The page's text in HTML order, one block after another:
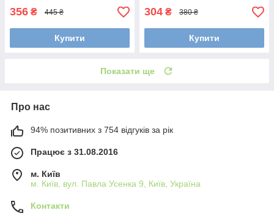
356 ₴ 445 ₴
Купити
304 ₴ 380 ₴
Купити
Показати ще
Про нас
94% позитивних з 754 відгуків за рік
Працює з 31.08.2016
м. Київ
м. Київ, вул. Павла Усенка 9, Київ, Україна
Контакти